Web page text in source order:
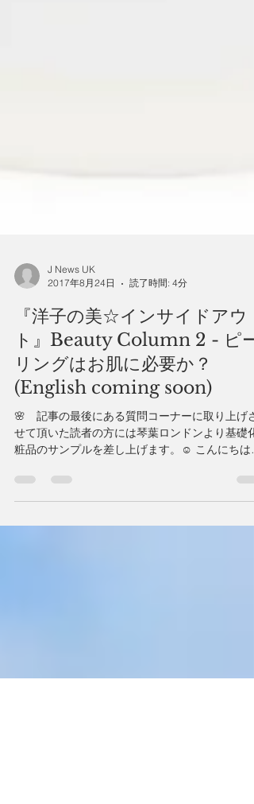
J News UK
2017年8月24日
読了時間: 4分
『洋子の美☆インサイドアウ
ト』 ​Beauty Column 2 - ピー
リングはお肌に必要か？
(English coming soon)
🌸 記事の最後にある質問コーナーに取り上げさ
粧品のサンプルを差し上げます。☺️ こんにちは。
KOTOHA Cosmetics Londonのダイレクターで、